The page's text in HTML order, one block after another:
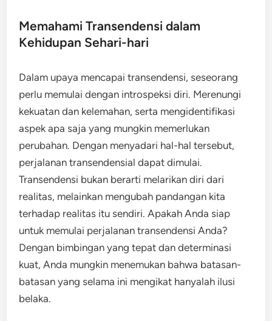
Memahami Transendensi dalam
Kehidupan Sehari-hari
Dalam upaya mencapai transendensi, seseorang
perlu memulai dengan introspeksi diri. Merenungi
kekuatan dan kelemahan, serta mengidentifikasi
aspek apa saja yang mungkin memerlukan
perubahan. Dengan menyadari hal-hal tersebut,
perjalanan transendensial dapat dimulai.
Transendensi bukan berarti melarikan diri dari
realitas, melainkan mengubah pandangan kita
terhadap realitas itu sendiri. Apakah Anda siap
untuk memulai perjalanan transendensi Anda?
Dengan bimbingan yang tepat dan determinasi
kuat, Anda mungkin menemukan bahwa batasan-
batasan yang selama ini mengikat hanyalah ilusi
belaka.